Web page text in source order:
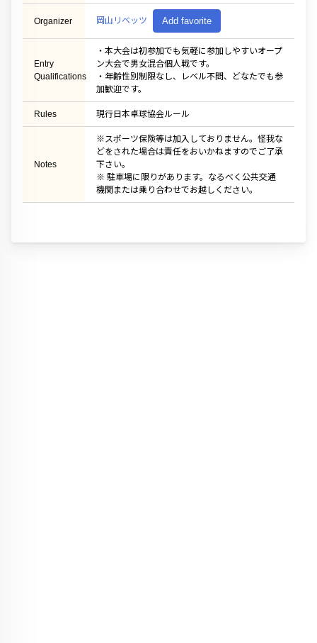
Organizer 岡山リベッツ Add favorite
Entry
Qualifications
・本大会は初参加でも気軽に参加しやすいオープ
ン大会で男女混合個人戦です。
・年齢性別制限なし、レベル不問、どなたでも参
加歓迎です。
Rules 現行日本卓球協会ルール
Notes
※スポーツ保険等は加入しておりません。怪我な
どをされた場合は責任をおいかねますのでご了承
下さい。
※ 駐車場に限りがあります。なるべく公共交通
機関または乗り合わせでお越しください。